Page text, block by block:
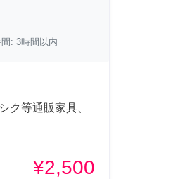
: 3時間以内
ク等通販家具、
¥2,500